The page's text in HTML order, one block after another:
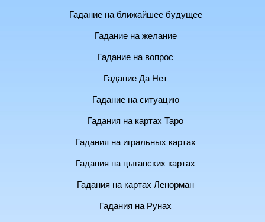
Гадание на ближайшее будущее
Гадание на желание
Гадание на вопрос
Гадание Да Нет
Гадание на ситуацию
Гадания на картах Таро
Гадания на игральных картах
Гадания на цыганских картах
Гадания на картах Ленорман
Гадания на Рунах